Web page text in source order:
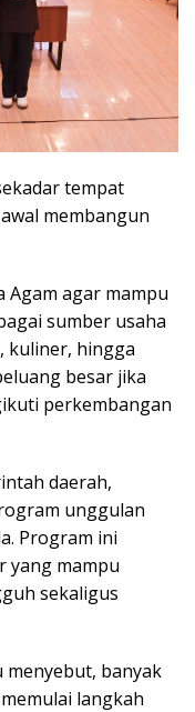
tempat
membangun
Agam agar mampu
sumber usaha
kuliner, hingga
besar jika
perkembangan
daerah,
unggulan
Program ini
yang mampu
sekaligus
menyebut, banyak
langkah